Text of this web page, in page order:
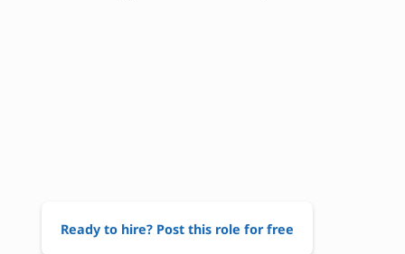
Ready to hire? Post this role for free